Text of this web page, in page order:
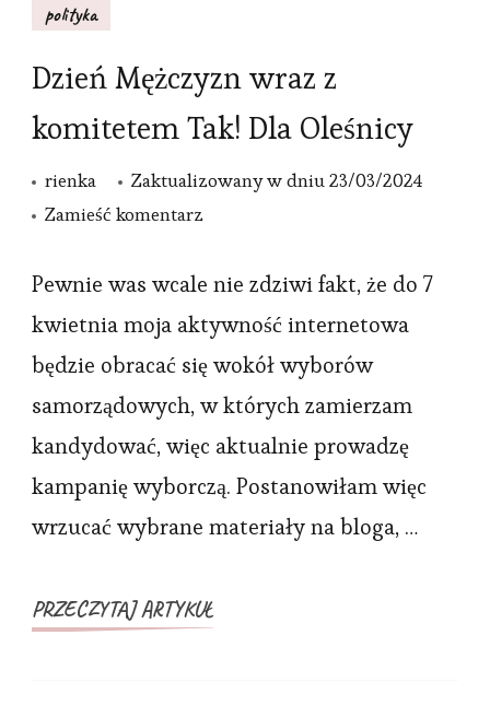
polityka
Dzień Mężczyzn wraz z
komitetem Tak! Dla Oleśnicy
rienka Zaktualizowany w dniu23/03/2024
Zamieść komentarzwe
Dzień
Mężczyzn
z
komitetem
Tak!
Dla
Oleśnicy
Pewnie was wcale nie zdziwi fakt, że do 7
kwietnia moja aktywność internetowa
będzie obracać się wokół wyborów
samorządowych, w których zamierzam
kandydować, więc aktualnie prowadzę
kampanię wyborczą. Postanowiłam więc
wrzucać wybrane materiały na bloga, …
PRZECZYTAJ ARTYKUŁ